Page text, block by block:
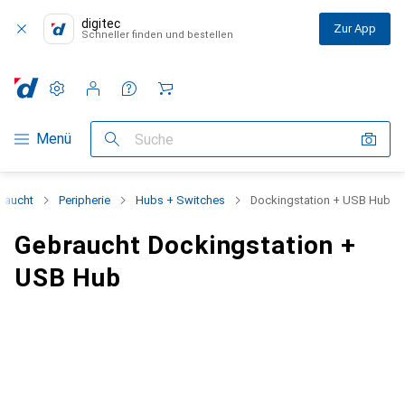
digitec
Schneller finden und bestellen Zur App
Navigation nach Kategorien
Menü Suche
Einstellungen
Kundenkonto
Vergleichslisten
Merklisten
Warenkorb
Peripherie Hubs + Switches Dockingstation + USB Hub
Gebraucht Dockingstation +
USB Hub